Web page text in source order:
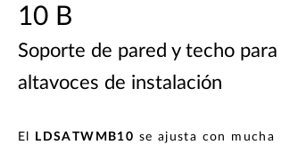
10 B
Soporte de pared y techo para
altavoces de instalación
El LDSATWMB10 se ajusta con mucha